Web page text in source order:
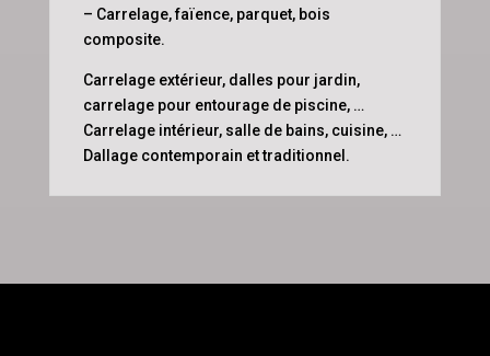
– Carrelage, faïence, parquet, bois
composite.
Carrelage extérieur, dalles pour jardin,
carrelage pour entourage de piscine, …
Carrelage intérieur, salle de bains, cuisine, …
Dallage contemporain et traditionnel.